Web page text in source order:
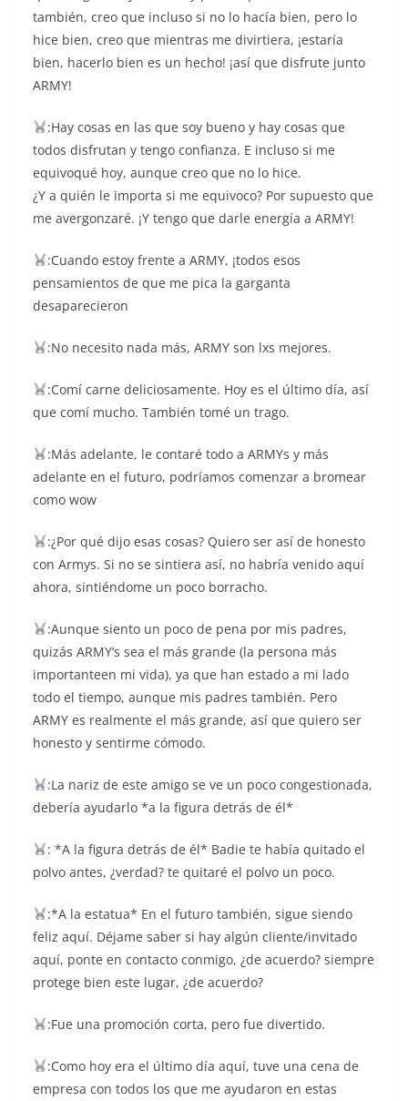
también, creo que incluso si no lo hacía bien, pero lo
hice bien, creo que mientras me divirtiera, ¡estaría
bien, hacerlo bien es un hecho! ¡así que disfrute junto
ARMY!
:Hay cosas en las que soy bueno y hay cosas que
todos disfrutan y tengo confianza. E incluso si me
equivoqué hoy, aunque creo que no lo hice.
¿Y a quién le importa si me equivoco? Por supuesto que
me avergonzaré. ¡Y tengo que darle energía a ARMY!
:Cuando estoy frente a ARMY, ¡todos esos
pensamientos de que me pica la garganta
desaparecieron
:No necesito nada más, ARMY son lxs mejores.
:Comí carne deliciosamente. Hoy es el último día, así
que comí mucho. También tomé un trago.
:Más adelante, le contaré todo a ARMYs y más
adelante en el futuro, podríamos comenzar a bromear
como wow
:¿Por qué dijo esas cosas? Quiero ser así de honesto
con Armys. Si no se sintiera así, no habría venido aquí
ahora, sintiéndome un poco borracho.
:Aunque siento un poco de pena por mis padres,
quizás ARMY’s sea el más grande (la persona más
importanteen mi vida), ya que han estado a mi lado
todo el tiempo, aunque mis padres también. Pero
ARMY es realmente el más grande, así que quiero ser
honesto y sentirme cómodo.
:La nariz de este amigo se ve un poco congestionada,
debería ayudarlo *a la figura detrás de él*
: *A la figura detrás de él* Badie te había quitado el
polvo antes, ¿verdad? te quitaré el polvo un poco.
:*A la estatua* En el futuro también, sigue siendo
feliz aquí. Déjame saber si hay algún cliente/invitado
aquí, ponte en contacto conmigo, ¿de acuerdo? siempre
protege bien este lugar, ¿de acuerdo?
:Fue una promoción corta, pero fue divertido.
:Como hoy era el último día aquí, tuve una cena de
empresa con todos los que me ayudaron en estas